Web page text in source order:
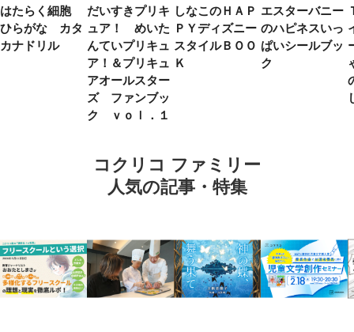
はたらく細胞
ひらがな カタ
カナドリル
だいすきプリキ
ュア！ めいた
んていプリキュ
ア！＆プリキュ
アオールスター
ズ ファンブッ
ク ｖｏｌ．１
しなこのＨＡＰ
ＰＹディズニー
スタイルＢＯＯ
Ｋ
エスターバニー
のハピネスいっ
ぱいシールブッ
ク
コクリコ ファミリー
人気の記事・特集